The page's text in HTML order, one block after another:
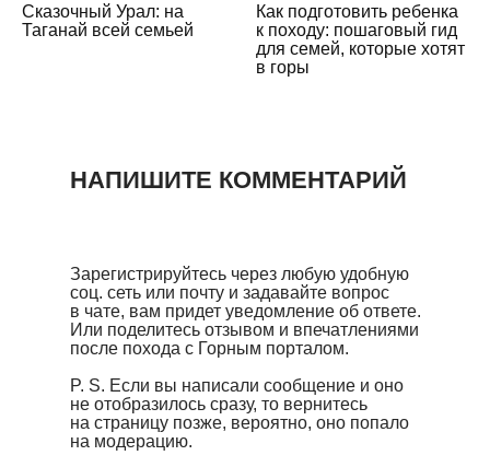
Сказочный Урал: на
Таганай всей семьей
Как подготовить ребенка
к походу: пошаговый гид
для семей, которые хотят
в горы
Зарегистрируйтесь через любую удобную
соц. сеть или почту и задавайте вопрос
в чате, вам придет уведомление об ответе.
Или поделитесь отзывом и впечатлениями
после похода с Горным порталом.
P. S. Если вы написали сообщение и оно
не отобразилось сразу, то вернитесь
на страницу позже, вероятно, оно попало
на модерацию.
НАПИШИТЕ КОММЕНТАРИЙ